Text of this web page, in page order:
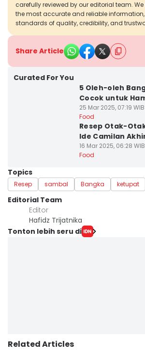
carefully reviewed by our editorial team.
the most accurate and reliable
standards of quality, credibility, and
Share Article
Curated For You
5 Oleh-oleh
Cocok untuk
25 Mar 2025, 07:19 WIB
Food
Resep Otak-
Ide Camilan
16 Mar 2025, 06:28 WIB
Food
Topics
Resep sambal Bangka ketupat
Editorial Team
Editor
Hafidz Trijatnika
Tonton lebih seru di
Related Articles